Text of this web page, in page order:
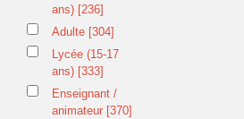
ans) [236]
Adulte [304]
Lycée (15-17
ans) [333]
Enseignant /
animateur [370]